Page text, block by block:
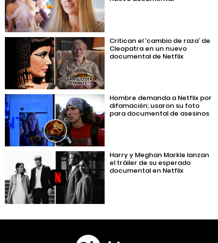
Critican el ‘cambio de raza’ de
Cleopatra en un nuevo
documental de Netflix
Hombre demanda a Netflix por
difamación; usaron su foto
para documental de asesinos
Harry y Meghan Markle lanzan
el tráiler de su esperado
documental en Netflix